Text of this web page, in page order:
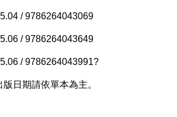
/ 9786264043069
/ 9786264043649
/ 9786264043991?
日期請依單本為主。